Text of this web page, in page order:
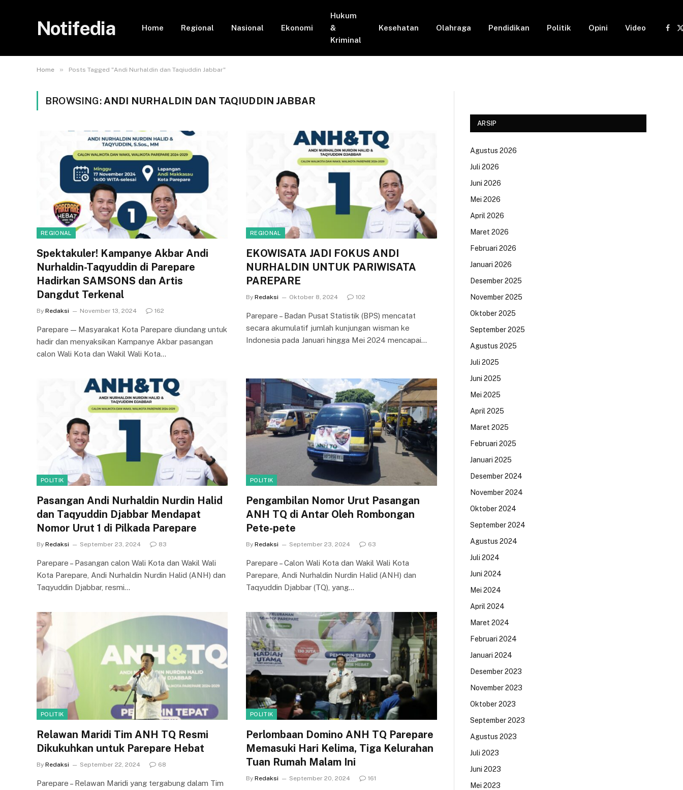
Notifedia Home Regional Nasional Ekonomi
Hukum
&
Kriminal
Kesehatan Olahraga Pendidikan Politik Opini Video
Home » Posts Tagged "Andi Nurhaldin dan Taqiuddin Jabbar"
BROWSING: ANDI NURHALDIN DAN TAQIUDDIN JABBAR
REGIONAL
Spektakuler! Kampanye Akbar Andi
Nurhaldin-Taqyuddin di Parepare
Hadirkan SAMSONS dan Artis
Dangdut Terkenal
By Redaksi November 13, 2024 162
Parepare — Masyarakat Kota Parepare diundang untuk
hadir dan menyaksikan Kampanye Akbar pasangan
calon Wali Kota dan Wakil Wali Kota…
REGIONAL
EKOWISATA JADI FOKUS ANDI
NURHALDIN UNTUK PARIWISATA
PAREPARE
By Redaksi Oktober 8, 2024 102
Parepare – Badan Pusat Statistik (BPS) mencatat
secara akumulatif jumlah kunjungan wisman ke
Indonesia pada Januari hingga Mei 2024 mencapai…
POLITIK
Pasangan Andi Nurhaldin Nurdin Halid
dan Taqyuddin Djabbar Mendapat
Nomor Urut 1 di Pilkada Parepare
By Redaksi September 23, 2024 83
Parepare – Pasangan calon Wali Kota dan Wakil Wali
Kota Parepare, Andi Nurhaldin Nurdin Halid (ANH) dan
Taqyuddin Djabbar, resmi…
POLITIK
Pengambilan Nomor Urut Pasangan
ANH TQ di Antar Oleh Rombongan
Pete-pete
By Redaksi September 23, 2024 63
Parepare – Calon Wali Kota dan Wakil Wali Kota
Parepare, Andi Nurhaldin Nurdin Halid (ANH) dan
Taqyuddin Djabbar (TQ), yang…
POLITIK
Relawan Maridi Tim ANH TQ Resmi
Dikukuhkan untuk Parepare Hebat
By Redaksi September 22, 2024 68
Parepare – Relawan Maridi yang tergabung dalam Tim
POLITIK
Perlombaan Domino ANH TQ Parepare
Memasuki Hari Kelima, Tiga Kelurahan
Tuan Rumah Malam Ini
By Redaksi September 20, 2024 161
ARSIP
Agustus 2026
Juli 2026
Juni 2026
Mei 2026
April 2026
Maret 2026
Februari 2026
Januari 2026
Desember 2025
November 2025
Oktober 2025
September 2025
Agustus 2025
Juli 2025
Juni 2025
Mei 2025
April 2025
Maret 2025
Februari 2025
Januari 2025
Desember 2024
November 2024
Oktober 2024
September 2024
Agustus 2024
Juli 2024
Juni 2024
Mei 2024
April 2024
Maret 2024
Februari 2024
Januari 2024
Desember 2023
November 2023
Oktober 2023
September 2023
Agustus 2023
Juli 2023
Juni 2023
Mei 2023